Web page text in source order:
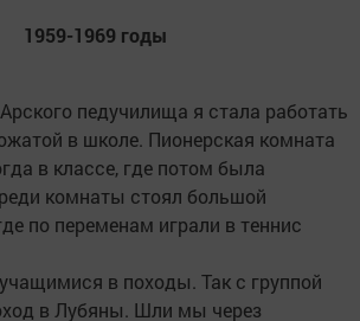
1959-1969 годы
педучилища я стала работать
в школе. Пионерская комната
в классе, где потом была
комнаты стоял большой
по переменам играли в теннис
в походы. Так с группой
в Лубяны. Шли мы через